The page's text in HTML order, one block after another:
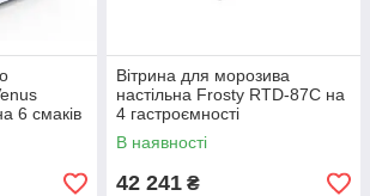
6 смаків
Вітрина для морозива
настільна Frosty RTD-87C на
4 гастроємності
В наявності
42 241 ₴